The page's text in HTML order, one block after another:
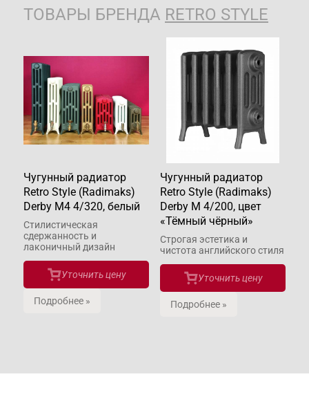
ТОВАРЫ БРЕНДА RETRO STYLE
Чугунный радиатор
Retro Style (Radimaks)
Derby М4 4/320, белый
Стилистическая
сдержанность и
лаконичный дизайн
Уточнить цену
Подробнее »
Чугунный радиатор
Retro Style (Radimaks)
Derby М 4/200, цвет
«Тёмный чёрный»
Строгая эстетика и
чистота английского стиля
Уточнить цену
Подробнее »